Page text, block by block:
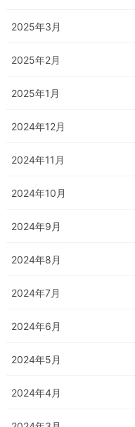
2025年3月
2025年2月
2025年1月
2024年12月
2024年11月
2024年10月
2024年9月
2024年8月
2024年7月
2024年6月
2024年5月
2024年4月